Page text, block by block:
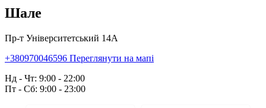
Шале
Пр-т Університетський 14А
+380970046596 Переглянути на мапі
Нд - Чт: 9:00 - 22:00
Пт - Сб: 9:00 - 23:00